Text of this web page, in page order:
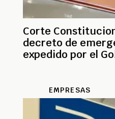
Corte
decreto de
expedido por el
EMPRESAS